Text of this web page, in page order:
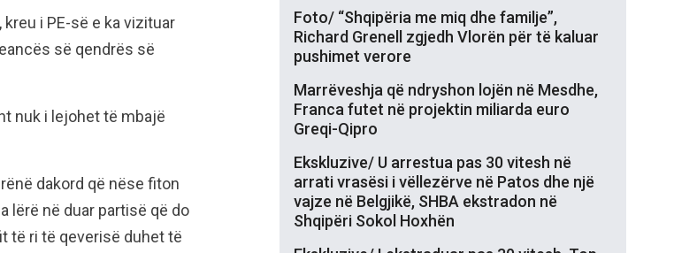
i PE-së e ka vizituar
së qendrës së
nuk i lejohet të mbajë
dakord që nëse fiton
lërë në duar partisë që do
të ri të qeverisë duhet të
Foto/ “Shqipëria me miq dhe familje”,
Richard Grenell zgjedh Vlorën për të kaluar
pushimet verore
Marrëveshja që ndryshon lojën në Mesdhe,
Franca futet në projektin miliarda euro
Greqi-Qipro
Ekskluzive/ U arrestua pas 30 vitesh në
arrati vrasësi i vëllezërve në Patos dhe një
vajze në Belgjikë, SHBA ekstradon në
Shqipëri Sokol Hoxhën